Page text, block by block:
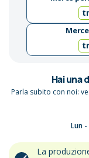
Hai una
Parla subito con noi:
Lun -
La